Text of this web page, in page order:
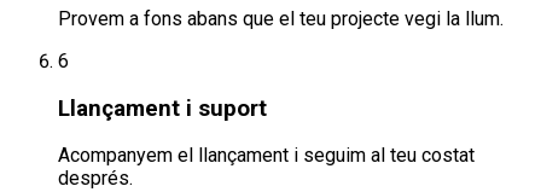
Provem a fons abans que el teu projecte vegi la llum.
6
Llançament i suport
Acompanyem el llançament i seguim al teu costat
després.